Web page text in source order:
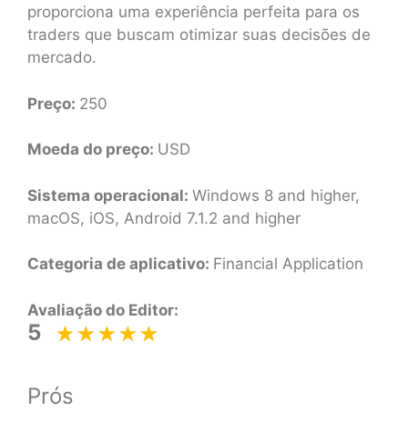
proporciona uma experiência perfeita para os
traders que buscam otimizar suas decisões de
mercado.
Preço: 250
Moeda do preço: USD
Sistema operacional: Windows 8 and higher,
macOS, iOS, Android 7.1.2 and higher
Categoria de aplicativo: Financial Application
Avaliação do Editor:
5
Prós